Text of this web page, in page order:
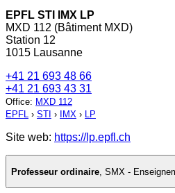
EPFL STI IMX LP
MXD 112 (Bâtiment MXD)
Station 12
1015 Lausanne
+41 21 693 48 66
+41 21 693 43 31
Office: MXD 112
EPFL › STI › IMX › LP
Site web: https://lp.epfl.ch
Professeur ordinaire SMX -